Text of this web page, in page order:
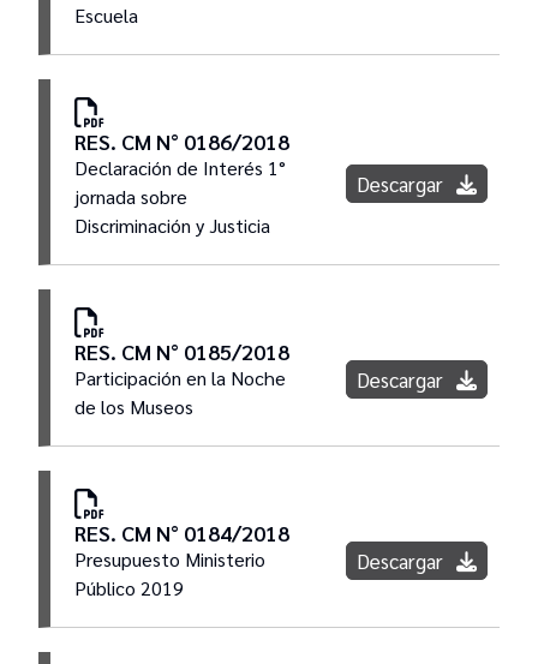
Escuela
RES. CM N° 0186/2018
Declaración de Interés 1°
jornada sobre
Discriminación y Justicia
Descargar
RES. CM N° 0185/2018
Participación en la Noche
de los Museos
Descargar
RES. CM N° 0184/2018
Presupuesto Ministerio
Público 2019
Descargar